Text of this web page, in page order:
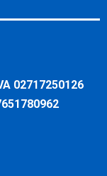
02717250126